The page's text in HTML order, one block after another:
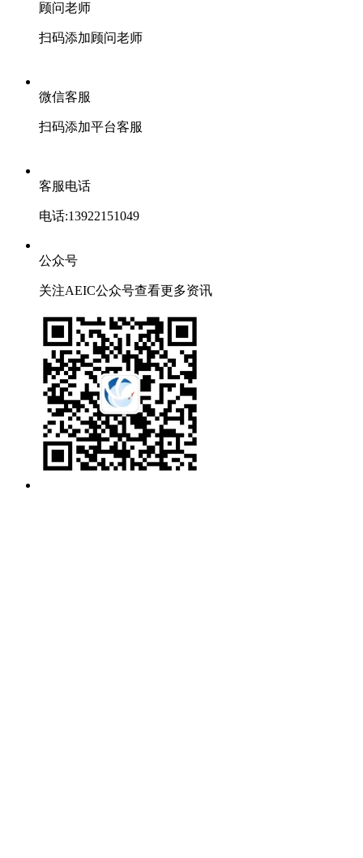
顾问老师
扫码添加顾问老师
微信客服
扫码添加平台客服
客服电话
电话:13922151049
公众号
关注AEIC公众号查看更多资讯